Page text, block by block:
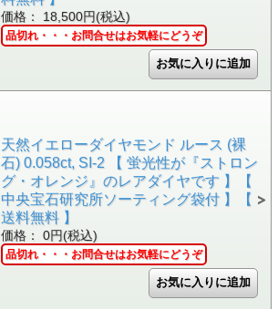
価格： 18,500円(税込)
品切れ・・・お問合せはお気軽にどうぞ
天然イエローダイヤモンド ルース (裸
石) 0.058ct, SI-2 【 蛍光性が『ストロン
グ・オレンジ』のレアダイヤです 】【
中央宝石研究所ソーティング袋付 】【
送料無料 】
価格： 0円(税込)
品切れ・・・お問合せはお気軽にどうぞ